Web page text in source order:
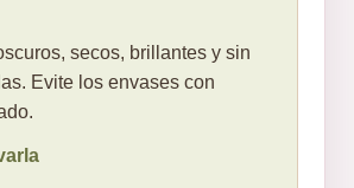
secos, brillantes y sin
Evite los envases con